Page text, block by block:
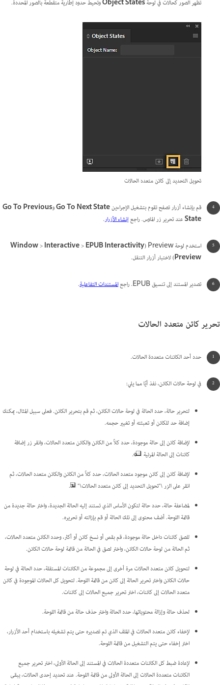
تظهر الصور كحالات في لوحةObject Statesوتحيط حدود إطارية متقطعة بالصور المحددة.
تحويل التحديد إلى كائن متعدد الحالات
قم بإنشاء أزرار تصفح تقوم بتشغيل الإجراءينGo To Next StateوGo To Previous
Stateعند تحرير زر الماوس. راجعإنشاء الأزرار.
استخدم لوحة Preview‏ ( Window>Interactive>EPUB Interactivity
Preview) لاختبار أزرار التنقل.
تصدير المستند إلى تنسيق EPUB. راجع المستندات التفاعلية.
تحرير كائن متعدد الحالات
حدد أحد الكائنات متعددة الحالات.
في لوحة حالات الكائن، نفذ أيًا مما يلي:
لتحرير حالة، حدد الحالة في لوحة حالات الكائن، ثم قم بتحرير الكائن. فعلى سبيل المثال، يمكنك
إضافة حد للكائن أو تعبئته أو تغيير حجمه.
لإضافة كائن إلى حالة موجودة، حدد كلاً من الكائن والكائن متعدد الحالات، وانقر زر إضافة
كائنات إلى الحالة المرئية
.
لإضافة كائن إلى كائن موجود متعدد الحالات، حدد كلاً من الكائن والكائن متعدد الحالات، ثم
انقر على الزر \"تحويل التحديد إلى كائن متعدد الحالات\"
.
لمضاعفة حالة، حدد حالة لتكون الأساس الذي تستند إليه الحالة الجديدة، واختر حالة جديدة من
قائمة اللوحة. أضف محتوى إلى تلك الحالة أو قم بإزالته أو تحريره.
للصق كائنات داخل حالة موجودة، قم بقص أو نسخ كائن أو أكثر، وحدد الكائن متعدد الحالات،
ثم الحالة من لوحة حالات الكائن، واختر لصق في الحالة من قائمة لوحة حالات الكائن.
لتحويل كائن متعدد الحالات مرة أخرى إلى مجموعة من الكائنات المستقلة، حدد الحالة في لوحة
حالات الكائن واختر تحرير الحالة إلى كائن من قائمة اللوحة. لتحويل كل الحالات الموجودة في كائن
متعدد الحالات إلى كائنات، اختر تحرير جميع الحالات إلى كائنات.
لحذف حالة وإزالة محتوياتها، حدد الحالة واختر حذف حالة من قائمة اللوحة.
لإخفاء كائن متعدد الحالات في الملف الذي تم تصديره حتى يتم تشغيله باستخدام أحد الأزرار،
اختر إخفاء حتى يتم التشغيل من قائمة اللوحة.
لإعادة ضبط كل الكائنات متعددة الحالات في المستند إلى الحالة الأولى، اختر تحرير جميع
الكائنات متعددة الحالات إلى الحالة الأولى من قائمة اللوحة. عند تحديد إحدى الحالات، يبقى